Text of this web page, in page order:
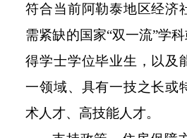
符合当前阿勒泰地区经济
需紧缺的国家“双一流”学
得学士学位毕业生，以及
一领域、具有一技之长或
术人才、高技能人才。